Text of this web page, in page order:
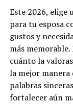
Este 2026, elige
para tu esposa
gustos y
más
cuánto la
la mejor manera
palabras
fortalecer aún